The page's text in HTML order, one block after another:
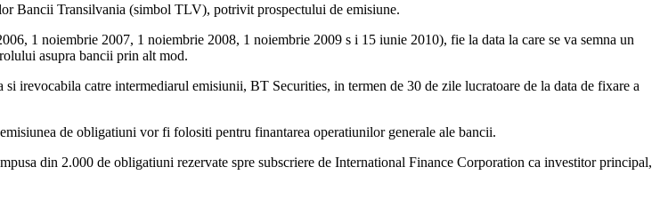
Bancii Transilvania (simbol TLV), potrivit prospectului de emisiune.
1 noiembrie 2007, 1 noiembrie 2008, 1 noiembrie 2009 s i 15 iunie 2010), fie la data la care se va semna un
asupra bancii prin alt mod.
irevocabila catre intermediarul emisiunii, BT Securities, in termen de 30 de zile lucratoare de la data de fixare a
de obligatiuni vor fi folositi pentru finantarea operatiunilor generale ale bancii.
din 2.000 de obligatiuni rezervate spre subscriere de International Finance Corporation ca investitor principal,